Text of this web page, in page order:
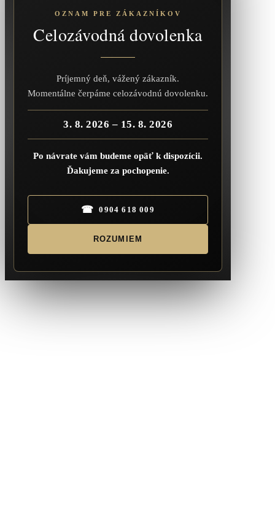
OZNAM PRE ZÁKAZNÍKOV
Celozávodná dovolenka
Príjemný deň, vážený zákazník.
Momentálne čerpáme celozávodnú dovolenku.
3. 8. 2026 – 15. 8. 2026
Po návrate vám budeme opäť k dispozícii.
Ďakujeme za pochopenie.
☎ 0904 618 009
ROZUMIEM